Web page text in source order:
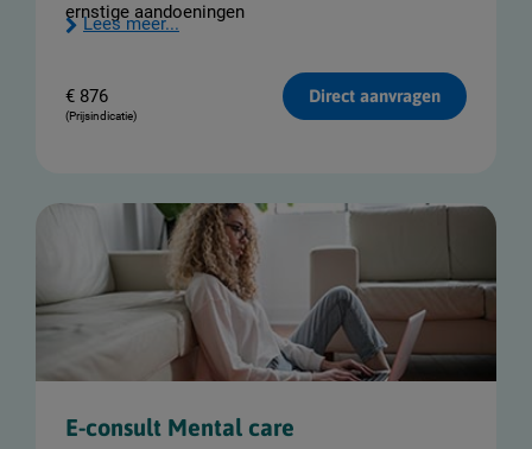
ernstige aandoeningen
Lees meer...
€ 876
(Prijsindicatie)
Direct aanvragen
E-consult Mental care